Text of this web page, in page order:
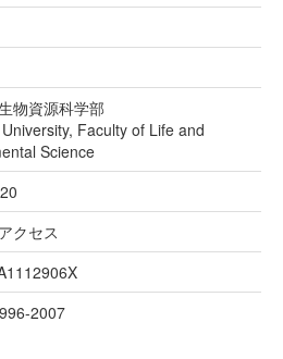
物資源科学部
Faculty of Life and
Science
クセス
2007